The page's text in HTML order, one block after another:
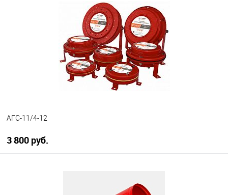
АГС-11/4-12
3 800 руб.